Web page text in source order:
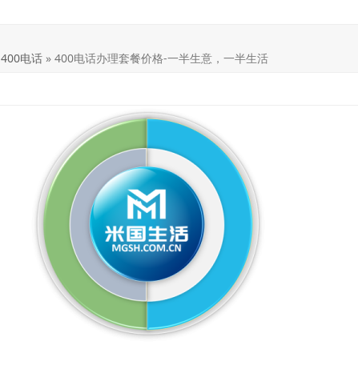
400电话 » 400电话办理套餐价格-一半生意，一半生活